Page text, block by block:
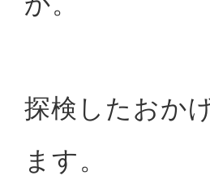
探検したおか
ます。